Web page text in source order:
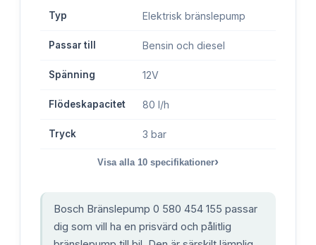
Typ Elektrisk bränslepump
Passar till Bensin och diesel
Spänning 12V
Flödeskapacitet 80 l/h
Tryck 3 bar
Visa alla 10 specifikationer›
Bosch Bränslepump 0 580 454 155 passar
dig som vill ha en prisvärd och pålitlig